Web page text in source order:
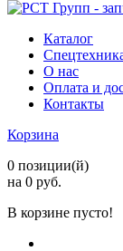
Каталог
О нас
Оплата и
Контакты
Корзина
0 позиции(й)
на 0 руб.
В корзине пусто!